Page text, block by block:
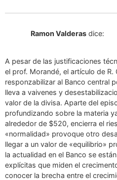
Ramon Valderas dice:
A pesar de las justificaciones
el prof. Morandé, el artículo de R.
responzabilizar al Banco central
lleva a vaivenes y
valor de la divisa. Aparte del
profundizando sobre la materia
alrededor de $520, encierra el
«normalidad» provoque otro
llegar a un valor de «equilibrio»
la actualidad en el Banco se
explícitas que miden el
conocer la brecha entre el